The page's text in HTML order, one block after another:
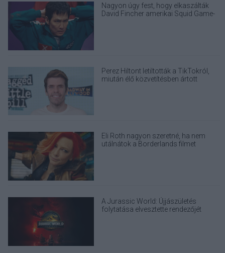
Nagyon úgy fest, hogy elkaszálták
David Fincher amerikai Squid Game-
Perez Hiltont letiltották a TikTokról,
miután élő közvetítésben ártott
Eli Roth nagyon szeretné, ha nem
utálnátok a Borderlands filmet
A Jurassic World: Újjászületés
folytatása elvesztette rendezőjét